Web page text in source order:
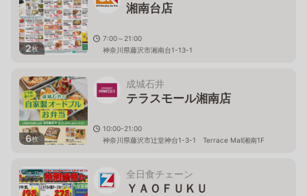
2枚
湘南台店
7:00～21:00
神奈川県藤沢市湘南台1-13-1
6枚
成城石井
テラスモール湘南店
10:00-21:00
神奈川県藤沢市辻堂神台1-3-1 Terrace Mall湘南1F
全日食チェーン
ＹＡＯＦＵＫＵ